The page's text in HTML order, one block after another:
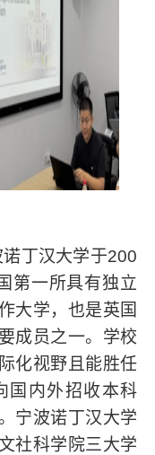
丁汉大学于200
第一所具有独立
大学，也是英国
成员之一。学校
化视野且能胜任
国内外招收本科
宁波诺丁汉大学
社科学院三大学